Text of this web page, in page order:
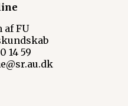
af FU
14 59